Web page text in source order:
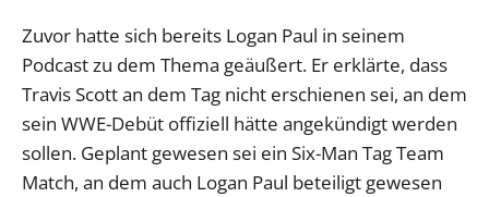
Zuvor hatte sich bereits Logan Paul in seinem
Podcast zu dem Thema geäußert. Er erklärte, dass
Travis Scott an dem Tag nicht erschienen sei, an dem
sein WWE-Debüt offiziell hätte angekündigt werden
sollen. Geplant gewesen sei ein Six-Man Tag Team
Match, an dem auch Logan Paul beteiligt gewesen